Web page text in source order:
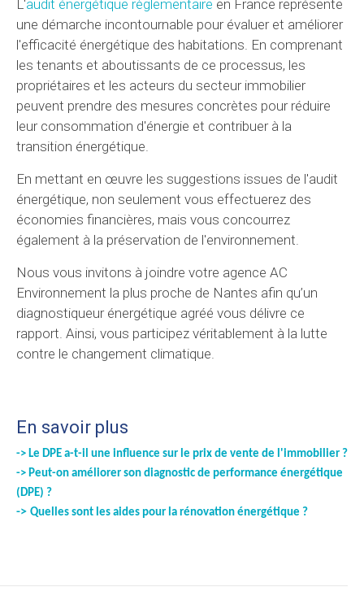
L'audit énergétique règlementaire en France représente
une démarche incontournable pour évaluer et améliorer
l'efficacité énergétique des habitations. En comprenant
les tenants et aboutissants de ce processus, les
propriétaires et les acteurs du secteur immobilier
peuvent prendre des mesures concrètes pour réduire
leur consommation d'énergie et contribuer à la
transition énergétique.
En mettant en œuvre les suggestions issues de l'audit
énergétique, non seulement vous effectuerez des
économies financières, mais vous concourrez
également à la préservation de l'environnement.
Nous vous invitons à joindre votre agence AC
Environnement la plus proche de Nantes afin qu’un
diagnostiqueur énergétique agréé vous délivre ce
rapport. Ainsi, vous participez véritablement à la lutte
contre le changement climatique.
En savoir plus
-> Le DPE a-t-il une influence sur le prix de vente de l'immobilier ?
-> Peut-on améliorer son diagnostic de performance énergétique
(DPE) ?
-> Quelles sont les aides pour la rénovation énergétique ?